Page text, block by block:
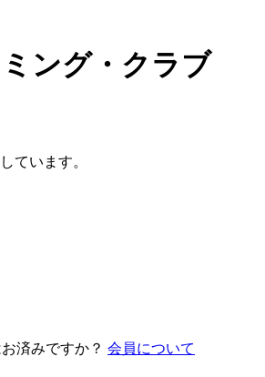
ング・クラブ
ています。
済みですか？ 会員について